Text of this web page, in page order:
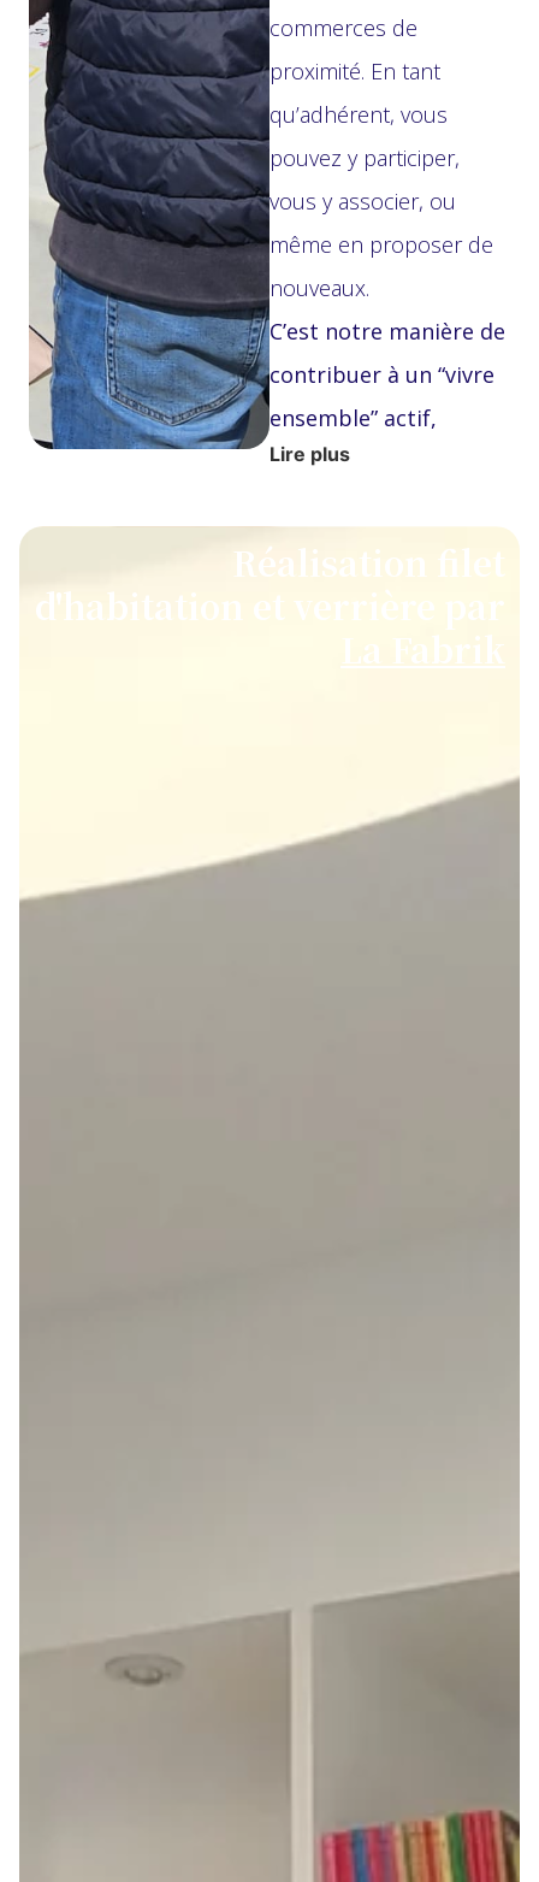
commerces de
proximité. En tant
qu’adhérent, vous
pouvez y participer,
vous y associer, ou
même en proposer de
nouveaux.
C’est notre manière de
contribuer à un “vivre
ensemble” actif,
concret et joyeux
devient un acteur-clé
de la vie de la
commune.
Lire plus
Réalisation filet
d'habitation et verrière par
La Fabrik